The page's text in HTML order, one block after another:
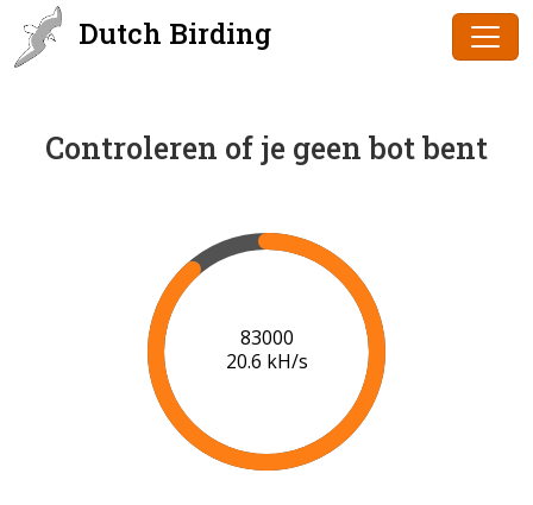
Dutch Birding
Controleren of je geen bot bent
85000
20.6 kH/s